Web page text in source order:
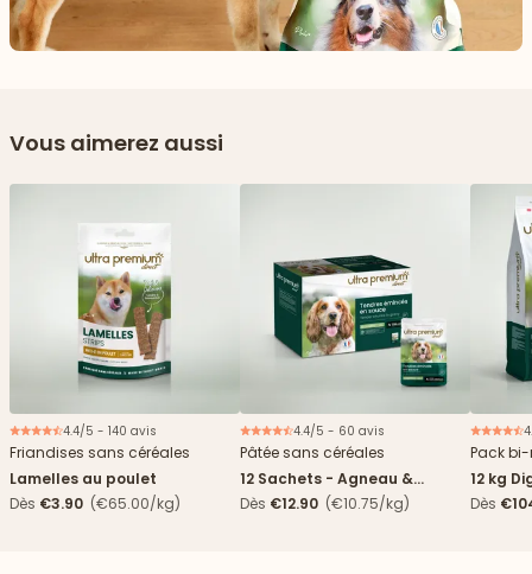
Vous aimerez aussi
4.4/5 - 140 avis
Friandises sans céréales
Lamelles au poulet
Dès €3.90 (€65.00/kg)
4.4/5 - 60 avis
Pâtée sans céréales
12 Sachets - Agneau &
haricots verts
Dès €12.90 (€10.75/kg)
Pack
12 kg
boîtes
Dès